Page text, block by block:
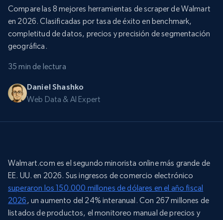
Compare las 8 mejores herramientas de scraper de Walmart
en 2026. Clasificadas por tasa de éxito en benchmark,
completitud de datos, precios y precisión de segmentación
geográfica.
35 min de lectura
Daniel Shashko
Web Data & AI Expert
Walmart.com es el segundo minorista online más grande de
EE. UU. en 2026. Sus ingresos de comercio electrónico
superaron los 150.000 millones de dólares en el año fiscal
2026, un aumento del 24% interanual. Con 267 millones de
listados de productos, el monitoreo manual de precios y